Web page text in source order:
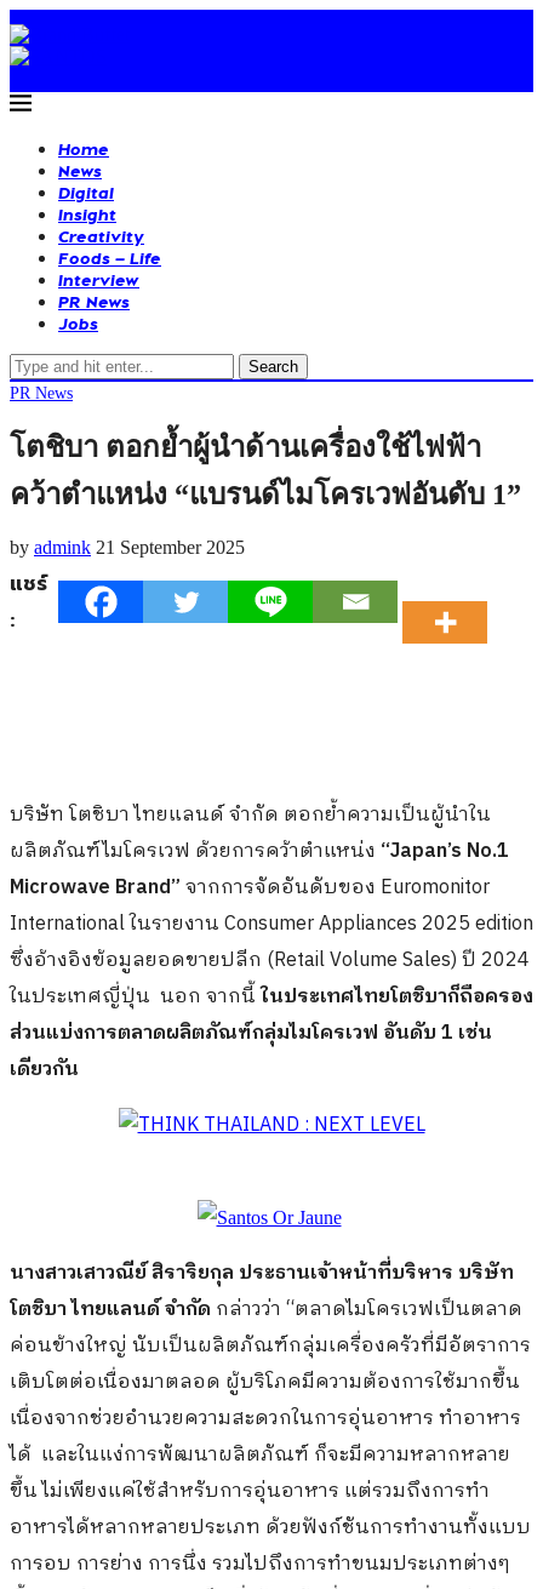
Home
News
Digital
Insight
Creativity
Foods – Life
Interview
PR News
Jobs
Search
PR News
โตชิบา ตอกย้ำผู้นำด้านเครื่องใช้ไฟฟ้า
คว้าตำแหน่ง “แบรนด์ไมโครเวฟอันดับ 1”
by admink 21 September 2025
แชร์
:
บริษัท โตชิบา ไทยแลนด์ จำกัด ตอกย้ำความเป็นผู้นำใน
ผลิตภัณฑ์ไมโครเวฟ ด้วยการคว้าตำแหน่ง “Japan’s No.1
Microwave Brand”จากการจัดอันดับของ Euromonitor
International ในรายงาน Consumer Appliances 2025 edition
ซึ่งอ้างอิงข้อมูลยอดขายปลีก (Retail Volume Sales) ปี 2024
ในประเทศญี่ปุ่น นอก จากนี้ในประเทศไทยโตชิบาก็ถือครอง
ส่วนแบ่งการตลาดผลิตภัณฑ์กลุ่มไมโครเวฟ อันดับ1 เช่น
เดียวกัน
นางสาวเสาวณีย์ สิราริยกุล ประธานเจ้าหน้าที่บริหาร บริษัท
โตชิบา ไทยแลนด์ จำกัด กล่าวว่า “ตลาดไมโครเวฟเป็นตลาด
ค่อนข้างใหญ่ นับเป็นผลิตภัณฑ์กลุ่มเครื่องครัวที่มีอัตราการ
เติบโตต่อเนื่องมาตลอด ผู้บริโภคมีความต้องการใช้มากขึ้น
เนื่องจากช่วยอำนวยความสะดวกในการอุ่นอาหาร ทำอาหาร
ได้ และในแง่การพัฒนาผลิตภัณฑ์ ก็จะมีความหลากหลาย
ขึ้น ไม่เพียงแค่ใช้สำหรับการอุ่นอาหาร แต่รวมถึงการทำ
อาหารได้หลากหลายประเภท ด้วยฟังก์ชันการทำงานทั้งแบบ
การอบ การย่าง การนึ่ง รวมไปถึงการทำขนมประเภทต่างๆ